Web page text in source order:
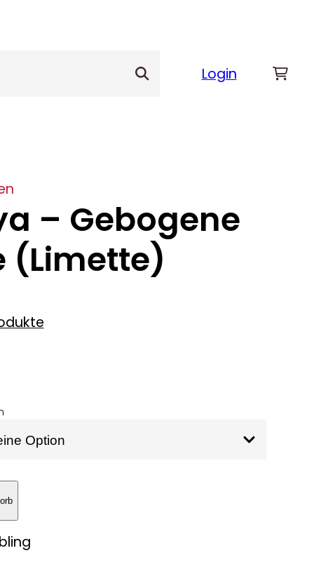
Login
– Gebogene
(Limette)